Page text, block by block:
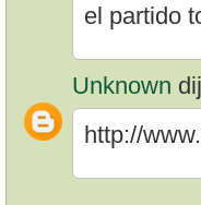
el partido
Unknown
http://